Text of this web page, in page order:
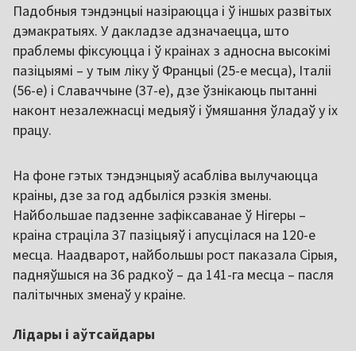
Падобныя тэндэнцыі назіраюцца і ў іншых развітых
дэмакратыях. У дакладзе адзначаецца, што
праблемы фіксуюцца і ў краінах з адносна высокімі
пазіцыямі – у тым ліку ў Францыі (25-е месца), Італіі
(56-е) і Славаччыне (37-е), дзе ўзнікаюць пытанні
наконт незалежнасці медыяў і ўмяшання ўладаў у іх
працу.
На фоне гэтых тэндэнцыяў асабліва вылучаюцца
краіны, дзе за год адбыліся рэзкія змены.
Найбольшае падзенне зафіксаванае ў Нігеры –
краіна страціла 37 пазіцыяў і апусцілася на 120-е
месца. Наадварот, найбольшы рост паказала Сірыя,
падняўшыся на 36 радкоў – да 141-га месца – пасля
палітычных зменаў у краіне.
Лідары і аўтсайдары